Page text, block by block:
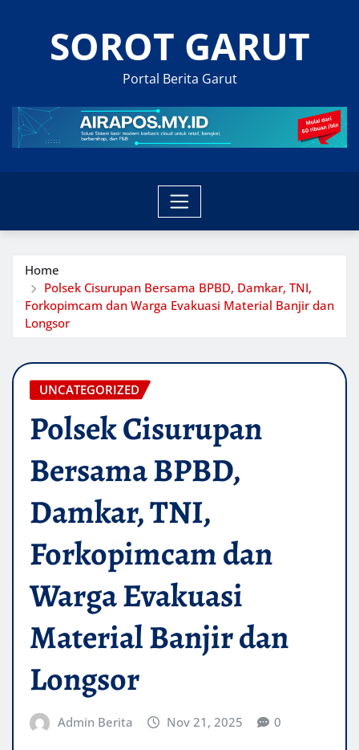
SOROT GARUT
Portal Berita Garut
Home
Polsek Cisurupan Bersama BPBD, Damkar, TNI,
Forkopimcam dan Warga Evakuasi Material Banjir dan
Longsor
UNCATEGORIZED
Polsek Cisurupan
Bersama BPBD,
Damkar, TNI,
Forkopimcam dan
Warga Evakuasi
Material Banjir dan
Longsor
Admin Berita Nov 21, 2025 0